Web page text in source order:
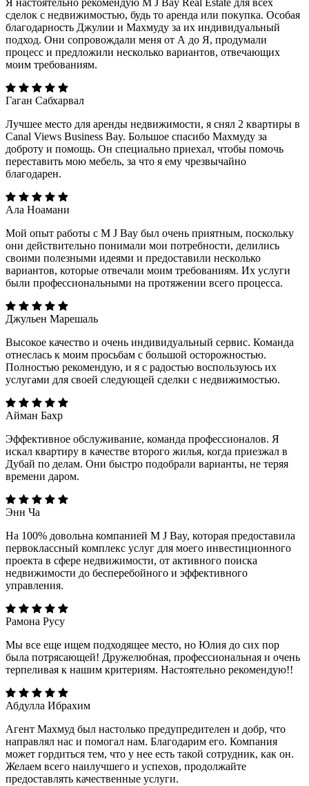
Я настоятельно рекомендую M J Bay Real Estate для всех
сделок с недвижимостью, будь то аренда или покупка. Особая
благодарность Джулии и Махмуду за их индивидуальный
подход. Они сопровождали меня от А до Я, продумали
процесс и предложили несколько вариантов, отвечающих
моим требованиям.
Гаган Сабхарвал
Лучшее место для аренды недвижимости, я снял 2 квартиры в
Canal Views Business Bay. Большое спасибо Махмуду за
доброту и помощь. Он специально приехал, чтобы помочь
переставить мою мебель, за что я ему чрезвычайно
благодарен.
Ала Ноамани
Мой опыт работы с M J Bay был очень приятным, поскольку
они действительно понимали мои потребности, делились
своими полезными идеями и предоставили несколько
вариантов, которые отвечали моим требованиям. Их услуги
были профессиональными на протяжении всего процесса.
Джульен Марешаль
Высокое качество и очень индивидуальный сервис. Команда
отнеслась к моим просьбам с большой осторожностью.
Полностью рекомендую, и я с радостью воспользуюсь их
услугами для своей следующей сделки с недвижимостью.
Айман Бахр
Эффективное обслуживание, команда профессионалов. Я
искал квартиру в качестве второго жилья, когда приезжал в
Дубай по делам. Они быстро подобрали варианты, не теряя
времени даром.
Энн Ча
На 100% довольна компанией M J Bay, которая предоставила
первоклассный комплекс услуг для моего инвестиционного
проекта в сфере недвижимости, от активного поиска
недвижимости до бесперебойного и эффективного
управления.
Рамона Русу
Мы все еще ищем подходящее место, но Юлия до сих пор
была потрясающей! Дружелюбная, профессиональная и очень
терпеливая к нашим критериям. Настоятельно рекомендую!!
Абдулла Ибрахим
Агент Махмуд был настолько предупредителен и добр, что
направлял нас и помогал нам. Благодарим его. Компания
может гордиться тем, что у нее есть такой сотрудник, как он.
Желаем всего наилучшего и успехов, продолжайте
предоставлять качественные услуги.